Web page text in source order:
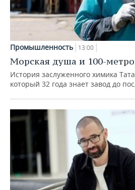
Промышленность 13:00
Морская душа и 100-
История заслуженного химика
который 32 года знает завод до